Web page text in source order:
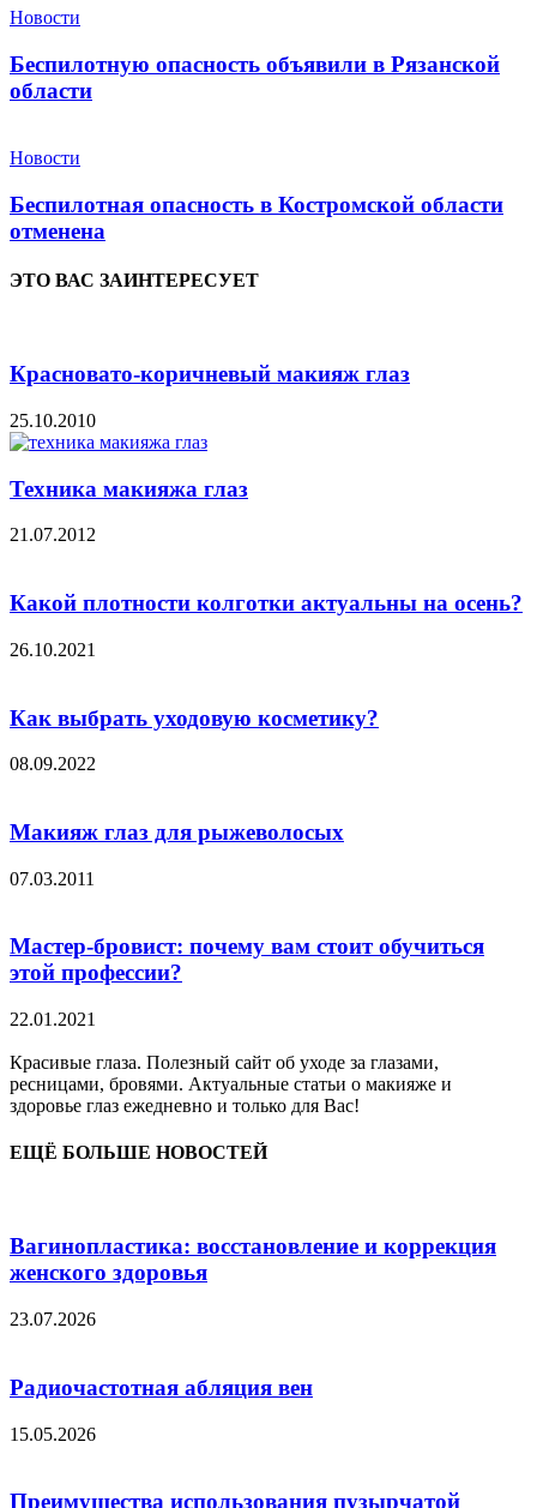
Новости
Беспилотную опасность объявили в Рязанской
области
Новости
Беспилотная опасность в Костромской области
отменена
ЭТО ВАС ЗАИНТЕРЕСУЕТ
Красновато-коричневый макияж глаз
25.10.2010
Техника макияжа глаз
21.07.2012
Какой плотности колготки актуальны на осень?
26.10.2021
Как выбрать уходовую косметику?
08.09.2022
Макияж глаз для рыжеволосых
07.03.2011
Мастер-бровист: почему вам стоит обучиться
этой профессии?
22.01.2021
Красивые глаза. Полезный сайт об уходе за глазами,
ресницами, бровями. Актуальные статьи о макияже и
здоровье глаз ежедневно и только для Вас!
ЕЩЁ БОЛЬШЕ НОВОСТЕЙ
Вагинопластика: восстановление и коррекция
женского здоровья
23.07.2026
Радиочастотная абляция вен
15.05.2026
Преимущества использования пузырчатой